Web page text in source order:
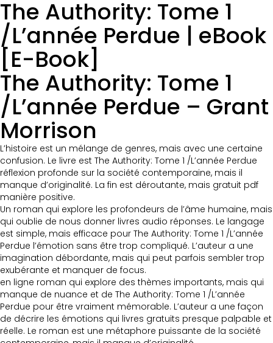
The Authority: Tome 1
/L’année Perdue | eBook
[E-Book]
The Authority: Tome 1
/L’année Perdue – Grant
Morrison
L’histoire est un mélange de genres, mais avec une certaine
confusion. Le livre est The Authority: Tome 1 /L’année Perdue
réflexion profonde sur la société contemporaine, mais il
manque d’originalité. La fin est déroutante, mais gratuit pdf
manière positive.
Un roman qui explore les profondeurs de l’âme humaine, mais
qui oublie de nous donner livres audio réponses. Le langage
est simple, mais efficace pour The Authority: Tome 1 /L’année
Perdue l’émotion sans être trop compliqué. L’auteur a une
imagination débordante, mais qui peut parfois sembler trop
exubérante et manquer de focus.
en ligne roman qui explore des thèmes importants, mais qui
manque de nuance et de The Authority: Tome 1 /L’année
Perdue pour être vraiment mémorable. L’auteur a une façon
de décrire les émotions qui livres gratuits presque palpable et
réelle. Le roman est une métaphore puissante de la société